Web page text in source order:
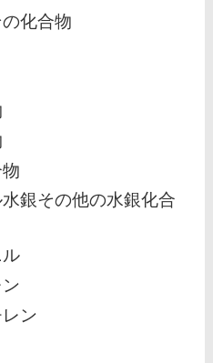
化合物
銀その他の水銀化合
ン